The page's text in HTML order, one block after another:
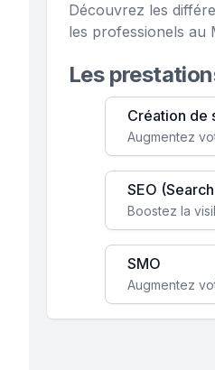
Découvrez les
les professionels au
Les
Création de
SEO
SMO